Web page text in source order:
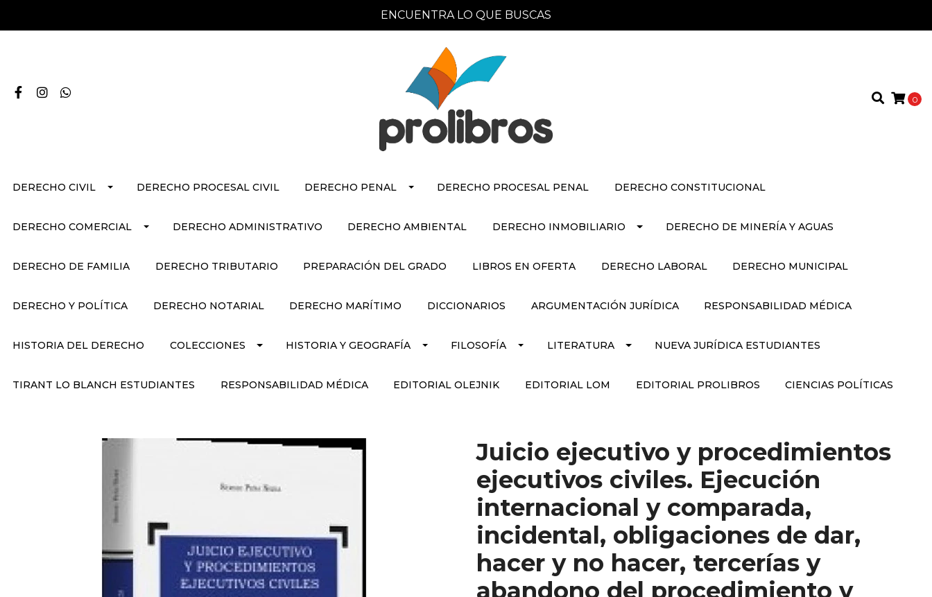
ENCUENTRA LO QUE BUSCAS
0
DERECHO CIVIL DERECHO PROCESAL CIVIL DERECHO PENAL DERECHO PROCESAL PENAL DERECHO CONSTITUCIONAL
DERECHO COMERCIAL DERECHO ADMINISTRATIVO DERECHO AMBIENTAL DERECHO INMOBILIARIO DERECHO DE MINERÍA Y AGUAS
DERECHO DE FAMILIA DERECHO TRIBUTARIO PREPARACIÓN DEL GRADO LIBROS EN OFERTA DERECHO LABORAL DERECHO MUNICIPAL
DERECHO Y POLÍTICA DERECHO NOTARIAL DERECHO MARÍTIMO DICCIONARIOS ARGUMENTACIÓN JURÍDICA RESPONSABILIDAD MÉDICA
HISTORIA DEL DERECHO COLECCIONES HISTORIA Y GEOGRAFÍA FILOSOFÍA LITERATURA NUEVA JURÍDICA ESTUDIANTES
TIRANT LO BLANCH ESTUDIANTES RESPONSABILIDAD MÉDICA EDITORIAL OLEJNIK EDITORIAL LOM EDITORIAL PROLIBROS CIENCIAS POLÍTICAS
Juicio ejecutivo y procedimientos
ejecutivos civiles. Ejecución
internacional y comparada,
incidental, obligaciones de dar,
hacer y no hacer, tercerías y
abandono del procedimiento y